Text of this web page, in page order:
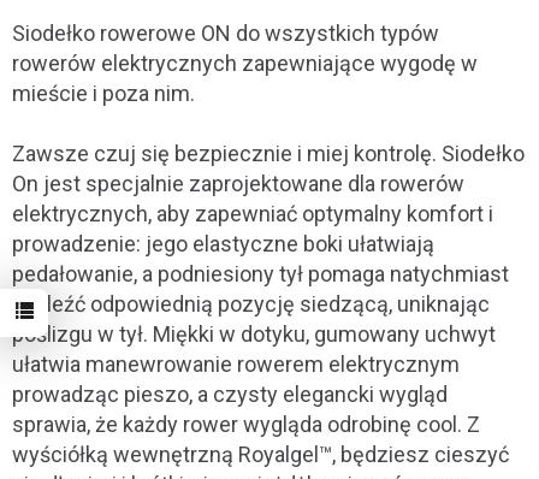
Siodełko rowerowe ON do wszystkich typów
rowerów elektrycznych zapewniające wygodę w
mieście i poza nim.
Zawsze czuj się bezpiecznie i miej kontrolę. Siodełko
On jest specjalnie zaprojektowane dla rowerów
elektrycznych, aby zapewniać optymalny komfort i
prowadzenie: jego elastyczne boki ułatwiają
pedałowanie, a podniesiony tył pomaga natychmiast
znaleźć odpowiednią pozycję siedzącą, uniknając
poślizgu w tył. Miękki w dotyku, gumowany uchwyt
ułatwia manewrowanie rowerem elektrycznym
prowadząc pieszo, a czysty elegancki wygląd
sprawia, że każdy rower wygląda odrobinę cool. Z
wyściółką wewnętrzną Royalgel™, będziesz cieszyć